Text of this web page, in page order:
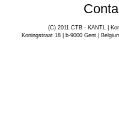
(C) 2011 CTB - KANTL |
Koningstraat 18 | b-9000 Gent |